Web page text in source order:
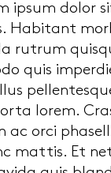
ipsum dolor
Habitant
rutrum
quis
lorem.
orci
mattis. Et